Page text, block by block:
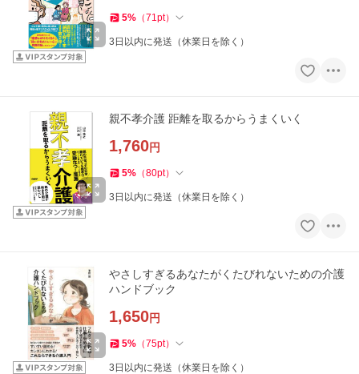
5% （71 pt）
3日以内に発送（休業日を除く）
親不孝介護 距離を取るからうまくいく
1,760円
5% （80pt）
3日以内に発送（休業日を除く）
やさしすぎるあなたがくたびれないための介護
ハンドブック
1,650円
5% （75pt）
3日以内に発送（休業日を除く）